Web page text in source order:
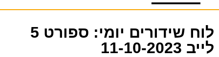
לוח שידורים יומי: ספורט 5
לייב 11-10-2023